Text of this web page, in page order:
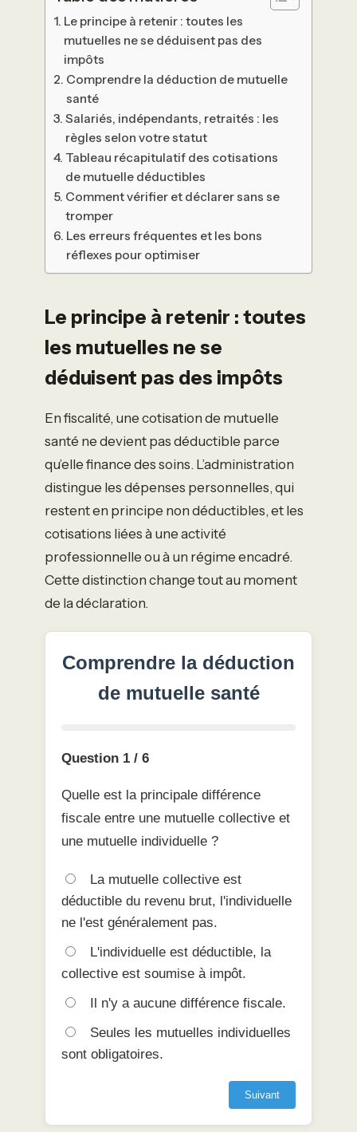
Le principe à retenir : toutes les
mutuelles ne se déduisent pas des
impôts
Comprendre la déduction de mutuelle
santé
Salariés, indépendants, retraités : les
règles selon votre statut
Tableau récapitulatif des cotisations
de mutuelle déductibles
Comment vérifier et déclarer sans se
tromper
Les erreurs fréquentes et les bons
réflexes pour optimiser
Le principe à retenir : toutes
les mutuelles ne se
déduisent pas des impôts
En fiscalité, une cotisation de mutuelle
santé ne devient pas déductible parce
qu’elle finance des soins. L’administration
distingue les dépenses personnelles, qui
restent en principe non déductibles, et les
cotisations liées à une activité
professionnelle ou à un régime encadré.
Cette distinction change tout au moment
de la déclaration.
Comprendre la déduction
de mutuelle santé
Question 1 / 6
Quelle est la principale différence
fiscale entre une mutuelle collective et
une mutuelle individuelle ?
La mutuelle collective est
déductible du revenu brut, l'individuelle
ne l'est généralement pas.
L'individuelle est déductible, la
collective est soumise à impôt.
Il n'y a aucune différence fiscale.
Seules les mutuelles individuelles
sont obligatoires.
Suivant